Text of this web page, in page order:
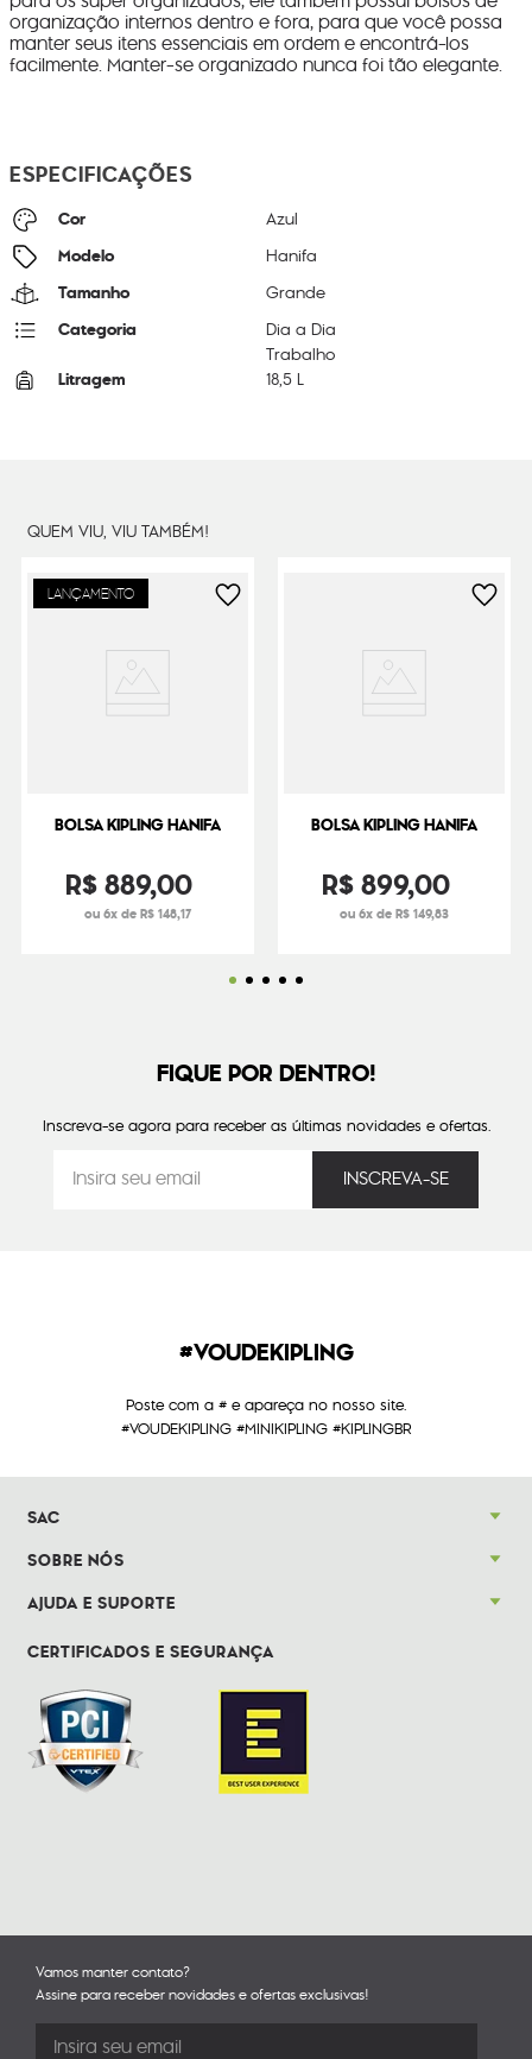
organização internos dentro e fora, para que você possa
manter seus itens essenciais em ordem e encontrá-los
facilmente. Manter-se organizado nunca foi tão elegante.
ESPECIFICAÇÕES
Cor Azul
Modelo Hanifa
Tamanho Grande
Categoria
Dia a Dia
Trabalho
Litragem 18,5 L
QUEM VIU, VIU TAMBÉM!
LANÇAMENTO
BOLSA KIPLING HANIFA
R$889,00
ou 6x de R$ 148,17
BOLSA KIPLING HANIFA
R$899,00
ou 6x de R$ 149,83
FIQUE POR DENTRO!
Inscreva-se agora para receber as últimas novidades e ofertas.
#VOUDEKIPLING
Poste com a # e apareça no nosso site.
#VOUDEKIPLING #MINIKIPLING #KIPLINGBR
SAC
SOBRE NÓS
AJUDA E SUPORTE
CERTIFICADOS E SEGURANÇA
Vamos manter contato?
Assine para receber novidades e ofertas exclusivas!